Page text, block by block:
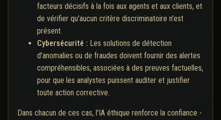
facteurs décisifs à la fois aux agents et aux clients, et
de vérifier qu'aucun critère discriminatoire n'est
présent.
Cybersécurité : Les solutions de détection
d'anomalies ou de fraudes doivent fournir des alertes
compréhensibles, associées à des preuves factuelles,
pour que les analystes puissent auditer et justifier
toute action corrective.
Dans chacun de ces cas, l'IA éthique renforce la confiance -